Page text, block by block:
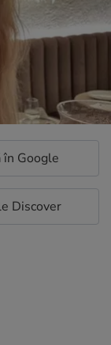
în Google
Discover